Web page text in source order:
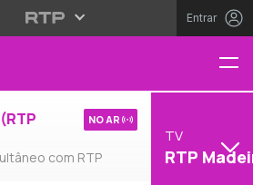
Entrar
com RTP
NO AR
TV
RTP